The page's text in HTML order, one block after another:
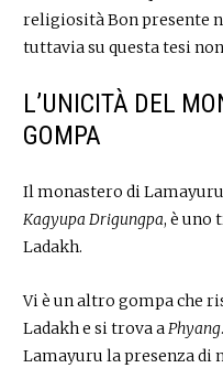
religiosità Bon presente
tuttavia su questa tesi
L’UNICITÀ DEL
GOMPA
Il monastero di
Kagyupa Drigungpa, è uno
Ladakh.
Vi è un altro gompa che
Ladakh e si trova aPhyang
Lamayuru la presenza di